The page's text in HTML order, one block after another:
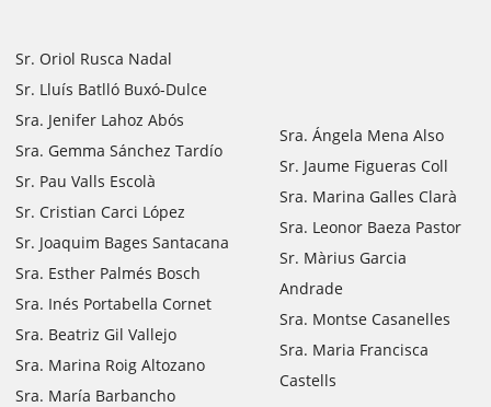
Sr. Oriol Rusca Nadal
Sr. Lluís Batlló Buxó-Dulce
Sra. Jenifer Lahoz Abós
Sra. Gemma Sánchez Tardío
Sr. Pau Valls Escolà
Sr. Cristian Carci López
Sr. Joaquim Bages Santacana
Sra. Esther Palmés Bosch
Sra. Inés Portabella Cornet
Sra. Beatriz Gil Vallejo
Sra. Marina Roig Altozano
Sra. María Barbancho
Sra. Ángela Mena Also
Sr. Jaume Figueras Coll
Sra. Marina Galles Clarà
Sra. Leonor Baeza Pastor
Sr. Màrius Garcia
Andrade
Sra. Montse Casanelles
Sra. Maria Francisca
Castells